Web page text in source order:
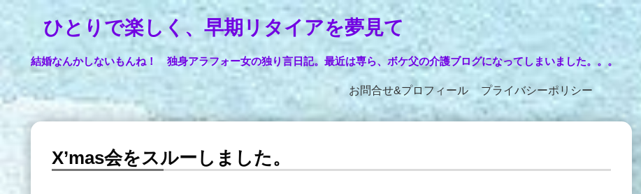
ひとりで楽しく、早期リタイアを夢見て
結婚なんかしないもんね！ 独身アラフォー女の独り言日記。最近は専ら、ボケ父の介護ブログになってしまいました。。。
お問合せ&プロフィールプライバシーポリシー
X’mas会をスルーしました。